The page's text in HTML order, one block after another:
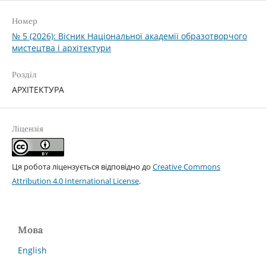
Номер
№ 5 (2026): Вісник Національної академії образотворчого
мистецтва і архітектури
Розділ
АРХІТЕКТУРА
Ліцензія
Ця робота ліцензується відповідно до Creative Commons
Attribution 4.0 International License.
Мова
English